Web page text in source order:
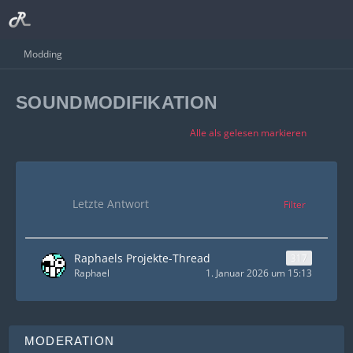
Modding
SOUNDMODIFIKATION
Alle als gelesen markieren
Letzte Antwort Filter
Raphaels Projekte-Thread
317
Raphael
1. Januar 2026 um 15:13
MODERATION